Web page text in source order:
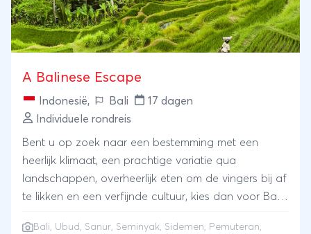
op Flores maak je de zonsopkomst mee vanaf een
andere vulkaan. Je ziet de mooiste rijstterrassen van
Bali en de unieke cirkelvormige spinnenwebvormige
het apenbos van Ubud, gaat varen en slapen op
een boot in Komodo, naar het 'kokende meer' van
Kelimuti, fietsen op Bali, zwemmen en snorkelen.....
Zoals gezegd: je hebt een van de allermooiste
reizen door Indonesië gevonden!!
A Balinese Escape
Indonesië, Bali
17 dagen
Individuele rondreis
Bent u op zoek naar een bestemming met een
heerlijk klimaat, een prachtige variatie qua
landschappen, overheerlijk eten om de vingers bij af
te likken en een verfijnde cultuur, kies dan voor Bali!
Bali, Ubud , Sanur, Seminyak, Sidemen, Pemuteran,